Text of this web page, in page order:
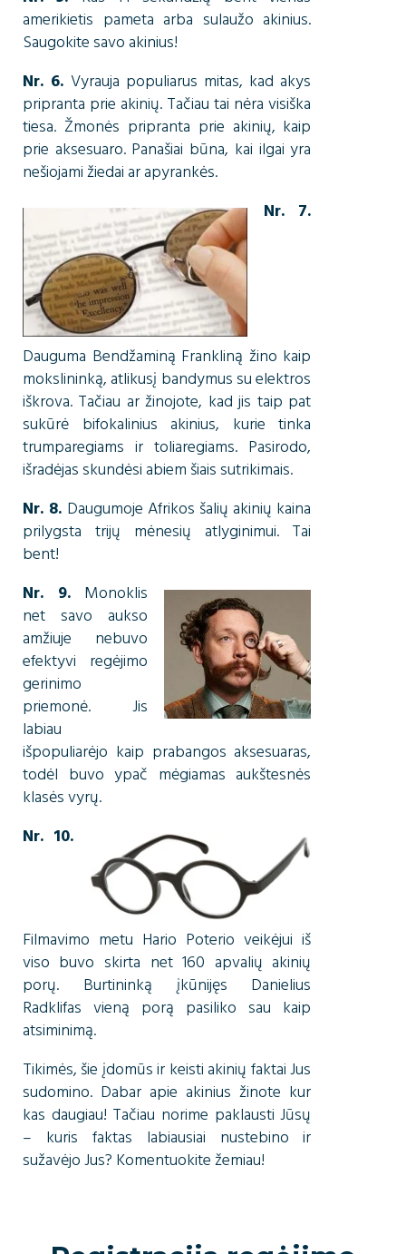
amerikietis pameta arba sulaužo akinius.
Saugokite savo akinius!
Nr. 6.Vyrauja populiarus mitas, kad akys
pripranta prie akinių. Tačiau tai nėra visiška
tiesa. Žmonės pripranta prie akinių, kaip
prie aksesuaro. Panašiai būna, kai ilgai yra
nešiojami žiedai ar apyrankės.
Nr. 7.
Dauguma Bendžaminą Frankliną žino kaip
mokslininką, atlikusį bandymus su elektros
iškrova. Tačiau ar žinojote, kad jis taip pat
sukūrė bifokalinius akinius, kurie tinka
trumparegiams ir toliaregiams. Pasirodo,
išradėjas skundėsi abiem šiais sutrikimais.
Nr. 8. Daugumoje Afrikos šalių akinių kaina
prilygsta trijų mėnesių atlyginimui. Tai
bent!
Nr. 9. Monoklis
net savo aukso
amžiuje nebuvo
efektyvi regėjimo
gerinimo
priemonė. Jis
labiau
išpopuliarėjo kaip prabangos aksesuaras,
todėl buvo ypač mėgiamas aukštesnės
klasės vyrų.
Nr. 10.
Filmavimo metu Hario Poterio veikėjui iš
viso buvo skirta net 160 apvalių akinių
porų. Burtininką įkūnijęs Danielius
Radklifas vieną porą pasiliko sau kaip
atsiminimą.
Tikimės, šie įdomūs ir keisti akinių faktai Jus
sudomino. Dabar apie akinius žinote kur
kas daugiau! Tačiau norime paklausti Jūsų
– kuris faktas labiausiai nustebino ir
sužavėjo Jus? Komentuokite žemiau!